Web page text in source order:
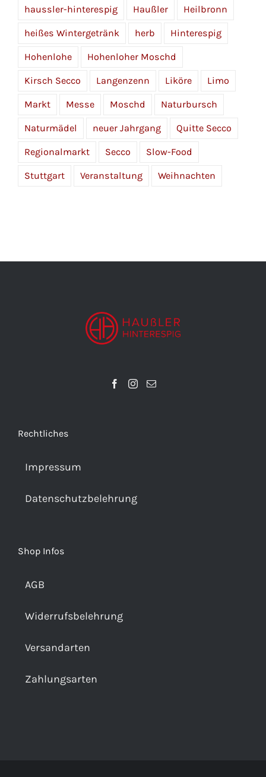
haussler-hinterespig Haußler Heilbronn
heißes Wintergetränk herb Hinterespig
Hohenlohe Hohenloher Moschd
Kirsch Secco Langenzenn Liköre Limo
Markt Messe Moschd Naturbursch
Naturmädel neuer Jahrgang Quitte Secco
Regionalmarkt Secco Slow-Food
Stuttgart Veranstaltung Weihnachten
Rechtliches
Impressum
Datenschutzbelehrung
Shop Infos
AGB
Widerrufsbelehrung
Versandarten
Zahlungsarten